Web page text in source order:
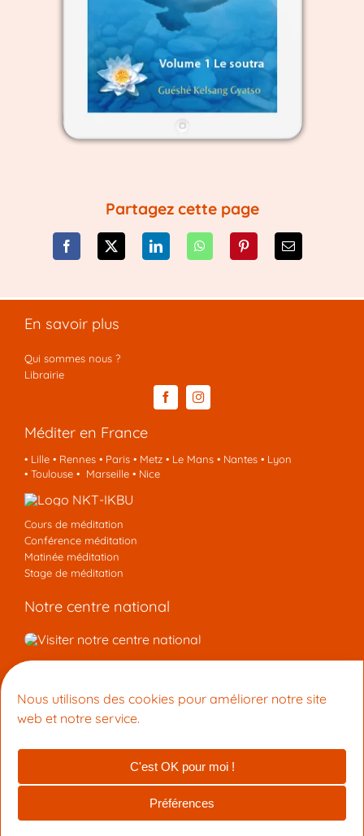
Nous utilisons des cookies pour améliorer notre site
web et notre service.
C'est OK pour moi !
Préférences
Partagez cette page
En savoir plus
Qui sommes nous ?
Librairie
Méditer en France
• Lille• Rennes• Paris• Metz• Le Mans• Nantes• Lyon
• Toulouse• Marseille• Nice
Cours de méditation
Conférence méditation
Matinée méditation
Stage de méditation
Notre centre national
Centre de Méditation Kadampa Montpellier
15 Rue du Faubourg Boutonnet 34090 Montpellier
info@meditation-montpellier.org
© 2026 Centre de Méditation Kadampa Montpellier (membre de
la NTK-UIBK)